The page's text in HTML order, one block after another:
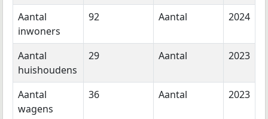
Aantal
inwoners
92 Aantal 2024
Aantal
huishoudens
29 Aantal 2023
Aantal
wagens
36 Aantal 2023